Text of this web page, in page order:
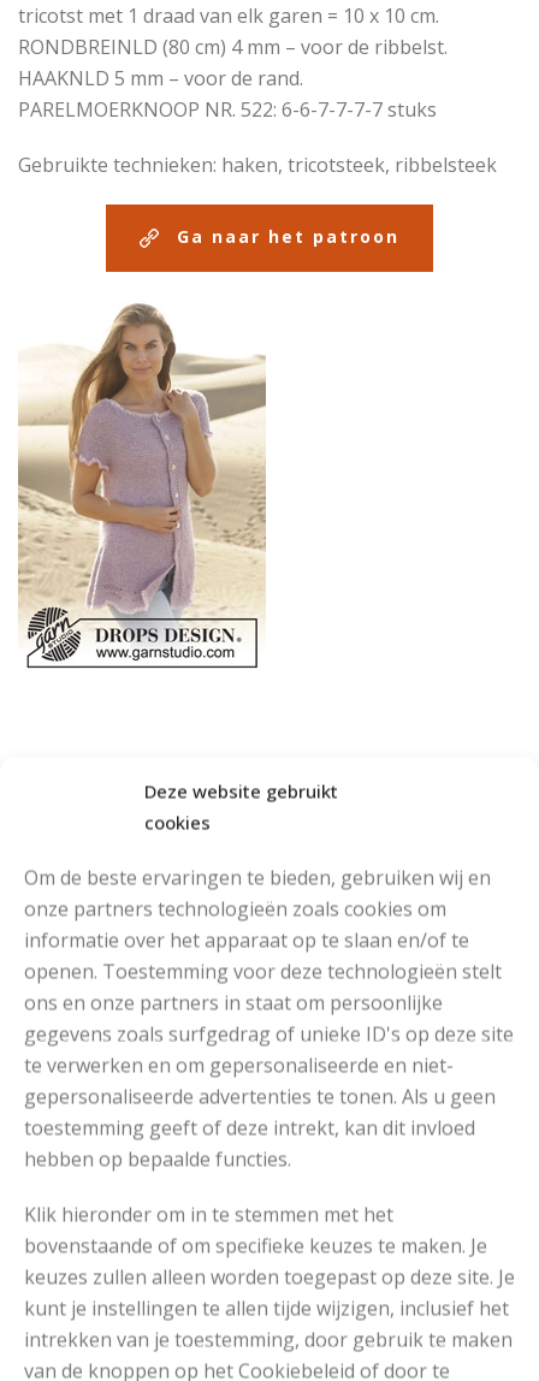
Deze website gebruikt
cookies
Om de beste ervaringen te bieden, gebruiken wij en
onze partners technologieën zoals cookies om
informatie over het apparaat op te slaan en/of te
openen. Toestemming voor deze technologieën stelt
ons en onze partners in staat om persoonlijke
gegevens zoals surfgedrag of unieke ID's op deze site
te verwerken en om gepersonaliseerde en niet-
gepersonaliseerde advertenties te tonen. Als u geen
toestemming geeft of deze intrekt, kan dit invloed
hebben op bepaalde functies.
Klik hieronder om in te stemmen met het
bovenstaande of om specifieke keuzes te maken. Je
keuzes zullen alleen worden toegepast op deze site. Je
kunt je instellingen te allen tijde wijzigen, inclusief het
intrekken van je toestemming, door gebruik te maken
van de knoppen op het Cookiebeleid of door te
tricotst met 1 draad van elk garen = 10 x 10 cm.
RONDBREINLD (80 cm) 4 mm – voor de ribbelst.
HAAKNLD 5 mm – voor de rand.
PARELMOERKNOOP NR. 522: 6-6-7-7-7-7 stuks
Gebruikte technieken: haken, tricotsteek, ribbelsteek
Ga naar het patroon
DROPS BabyAlpaca Silk , Drops Kid-Silk